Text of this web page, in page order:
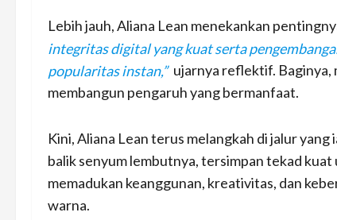
Lebih jauh, Aliana Lean menekankan
integritas digital yang kuat serta
popularitas instan,” ujarnya reflektif. Baginya,
membangun pengaruh yang bermanfaat.
Kini, Aliana Lean terus melangkah di jalur
balik senyum lembutnya, tersimpan tekad
memadukan keanggunan, kreativitas, dan
warna.